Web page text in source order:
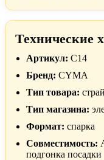
Технические
Артикул: C14
Бренд: CYMA
Тип товара:
Тип магазина:
Формат: спарка
Совместимость:
подгонка посадки